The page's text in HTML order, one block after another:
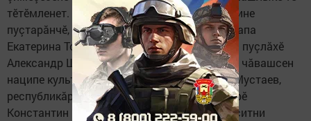
тӗтӗмленет. Пӗтӗм халăх уяв лаптăкӗн варрине
пуçтарăнчӗ, чипер хӗрсем Диана Мердюковапа
Екатерина Токмакова сумлă хăнасем: район пуçлăхӗ
Александр Шадриков, Ульяновск облаçӗнчи чăвашсен
наципе культура автономийӗн ертӳçи Олег Мустаев,
республикăри «Сувар» хаçатăн тӗп редакторӗ
Константин Малышев тата ыттисем килсе çитни